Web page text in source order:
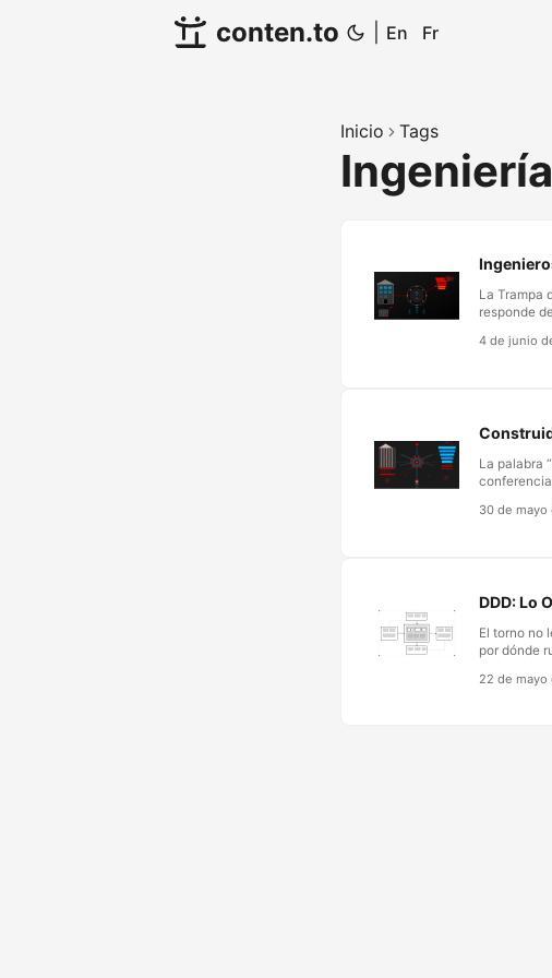
conten.to En Fr
Inicio Tags
Ingeniería
La Trampa
responde
problema
que hemos
4 de junio
La palabra
de
sí misma el
…
30 de
DDD: Lo
El torno no
por dónde
disciplina
Las
22 de